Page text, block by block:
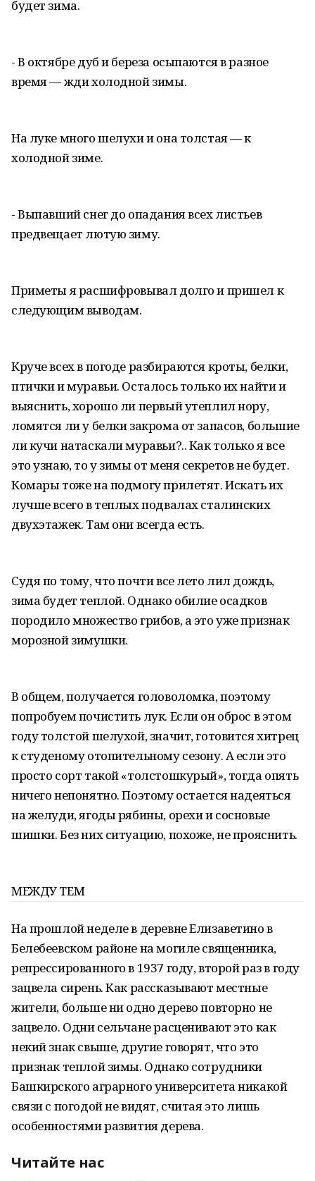
будет зима.
- В октябре дуб и береза осыпаются в разное
время — жди холодной зимы.
На луке много шелухи и она толстая — к
холодной зиме.
- Выпавший снег до опадания всех листьев
предвещает лютую зиму.
Приметы я расшифровывал долго и пришел к
следующим выводам.
Круче всех в погоде разбираются кроты, белки,
птички и муравьи. Осталось только их найти и
выяснить, хорошо ли первый утеплил нору,
ломятся ли у белки закрома от запасов, большие
ли кучи натаскали муравьи?.. Как только я все
это узнаю, то у зимы от меня секретов не будет.
Комары тоже на подмогу прилетят. Искать их
лучше всего в теплых подвалах сталинских
двухэтажек. Там они всегда есть.
Судя по тому, что почти все лето лил дождь,
зима будет теплой. Однако обилие осадков
породило множество грибов, а это уже признак
морозной зимушки.
В общем, получается головоломка, поэтому
попробуем почистить лук. Если он оброс в этом
году толстой шелухой, значит, готовится хитрец
к студеному отопительному сезону. А если это
просто сорт такой «толстошкурый», тогда опять
ничего непонятно. Поэтому остается надеяться
на желуди, ягоды рябины, орехи и сосновые
шишки. Без них ситуацию, похоже, не прояснить.
МЕЖДУ ТЕМ
На прошлой неделе в деревне Елизаветино в
Белебеевском районе на могиле священника,
репрессированного в 1937 году, второй раз в году
зацвела сирень. Как рассказывают местные
жители, больше ни одно дерево повторно не
зацвело. Одни сельчане расценивают это как
некий знак свыше, другие говорят, что это
признак теплой зимы. Однако сотрудники
Башкирского аграрного университета никакой
связи с погодой не видят, считая это лишь
особенностями развития дерева.
Читайте нас